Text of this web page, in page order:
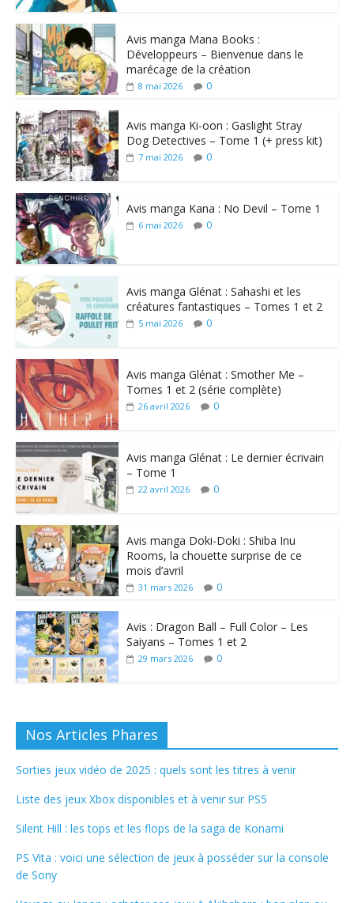
Avis manga Mana Books :
Développeurs – Bienvenue dans le
marécage de la création
8 mai 2026 0
Avis manga Ki-oon : Gaslight Stray
Dog Detectives – Tome 1 (+ press kit)
7 mai 2026 0
Avis manga Kana : No Devil – Tome 1
6 mai 2026 0
Avis manga Glénat : Sahashi et les
créatures fantastiques – Tomes 1 et 2
5 mai 2026 0
Avis manga Glénat : Smother Me –
Tomes 1 et 2 (série complète)
26 avril 2026 0
Avis manga Glénat : Le dernier écrivain
– Tome 1
22 avril 2026 0
Avis manga Doki-Doki : Shiba Inu
Rooms, la chouette surprise de ce
mois d’avril
31 mars 2026 0
Avis : Dragon Ball – Full Color – Les
Saiyans – Tomes 1 et 2
29 mars 2026 0
Nos Articles Phares
Sorties jeux vidéo de 2025 : quels sont les titres à venir
Liste des jeux Xbox disponibles et à venir sur PS5
Silent Hill : les tops et les flops de la saga de Konami
PS Vita : voici une sélection de jeux à posséder sur la console
de Sony